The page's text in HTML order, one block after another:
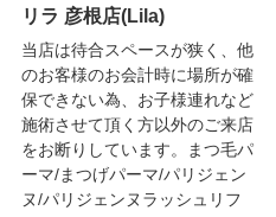
リラ 彦根店(Lila)
当店は待合スペースが狭く、他
のお客様のお会計時に場所が確
保できない為、お子様連れなど
施術させて頂く方以外のご来店
をお断りしています。まつ毛パ
ーマ/まつげパーマ/パリジェン
ヌ/パリジェンヌラッシュリフ